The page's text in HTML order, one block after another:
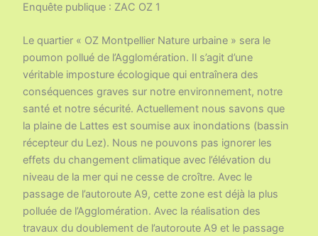
Enquête publique : ZAC OZ 1
Le quartier « OZ Montpellier Nature urbaine » sera le
poumon pollué de l’Agglomération. Il s’agit d’une
véritable imposture écologique qui entraînera des
conséquences graves sur notre environnement, notre
santé et notre sécurité. Actuellement nous savons que
la plaine de Lattes est soumise aux inondations (bassin
récepteur du Lez). Nous ne pouvons pas ignorer les
effets du changement climatique avec l’élévation du
niveau de la mer qui ne cesse de croître. Avec le
passage de l’autoroute A9, cette zone est déjà la plus
polluée de l’Agglomération. Avec la réalisation des
travaux du doublement de l’autoroute A9 et le passage